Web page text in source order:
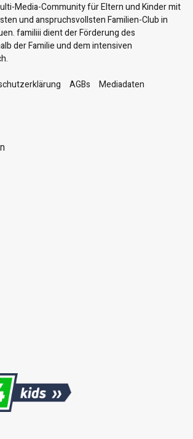
Media-Community für Eltern und Kinder mit
und anspruchsvollsten Familien-Club in
familiii dient der Förderung des
der Familie und dem intensiven
AGBs Mediadaten